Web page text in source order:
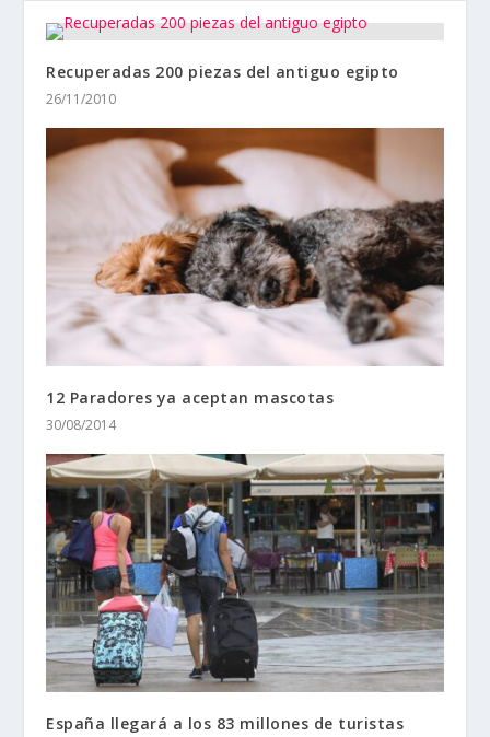
Recuperadas 200 piezas del antiguo egipto
26/11/2010
12 Paradores ya aceptan mascotas
30/08/2014
España llegará a los 83 millones de turistas